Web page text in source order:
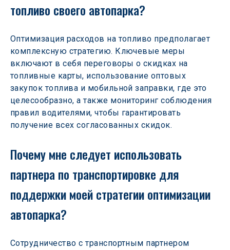
топливо своего автопарка?
Оптимизация расходов на топливо предполагает
комплексную стратегию. Ключевые меры
включают в себя переговоры о скидках на
топливные карты, использование оптовых
закупок топлива и мобильной заправки, где это
целесообразно, а также мониторинг соблюдения
правил водителями, чтобы гарантировать
получение всех согласованных скидок.
Почему мне следует использовать
партнера по транспортировке для
поддержки моей стратегии оптимизации
автопарка?
Сотрудничество с транспортным партнером